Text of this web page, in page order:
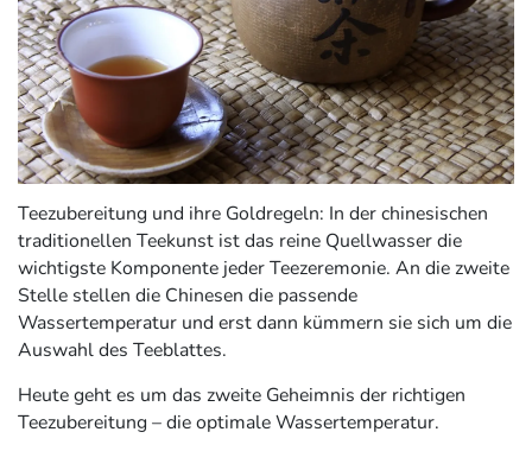
Teezubereitung und ihre Goldregeln: In der chinesischen
traditionellen Teekunst ist das reine Quellwasser die
wichtigste Komponente jeder Teezeremonie. An die zweite
Stelle stellen die Chinesen die passende
Wassertemperatur und erst dann kümmern sie sich um die
Auswahl des Teeblattes.
Heute geht es um das zweite Geheimnis der richtigen
Teezubereitung – die optimale Wassertemperatur.